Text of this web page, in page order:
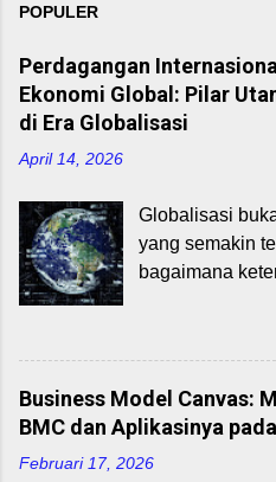
POPULER
Perdagangan
Ekonomi Global: Pilar
di Era Globalisasi
April 14, 2026
Globalisasi
yang semakin
bagaimana
Dalam
internasional
memainkan
mempercepat
transfer
kerja.
Business Model Canvas:
BMC dan Aplikasinya
Februari 17, 2026